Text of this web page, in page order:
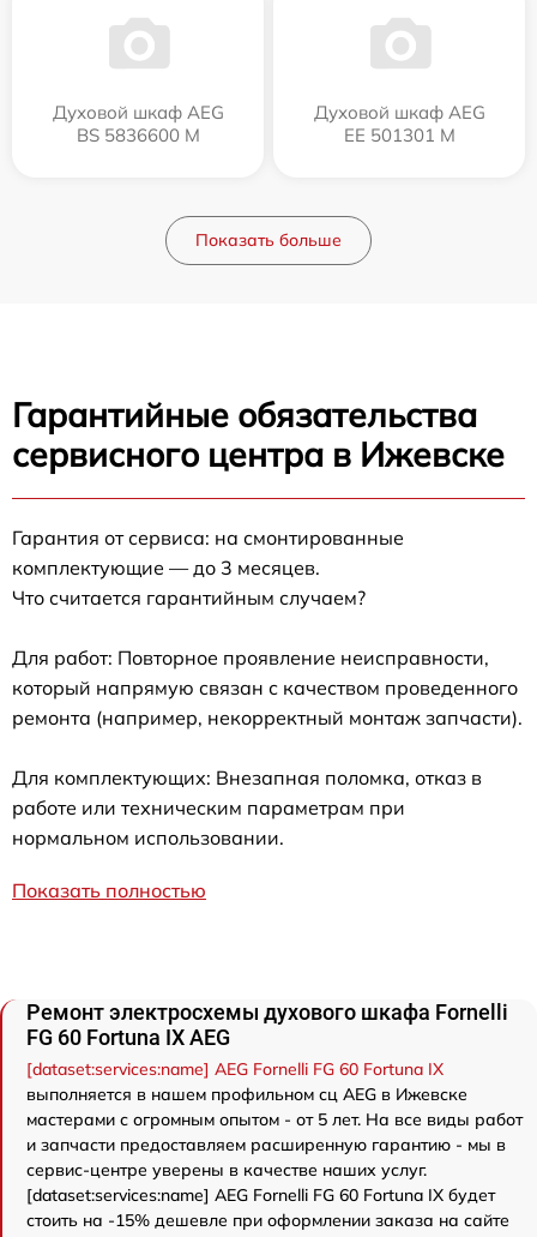
Духовой шкаф AEG
BS 5836600 M
Духовой шкаф AEG
EE 501301 M
Показать больше
Гарантийные обязательства
сервисного центра в Ижевске
Гарантия от сервиса: на смонтированные
комплектующие — до 3 месяцев.
Что считается гарантийным случаем?
Для работ: Повторное проявление неисправности,
который напрямую связан с качеством проведенного
ремонта (например, некорректный монтаж запчасти).
Для комплектующих: Внезапная поломка, отказ в
работе или техническим параметрам при
нормальном использовании.
Показать полностью
Ремонт электросхемы духового шкафа Fornelli
FG 60 Fortuna IX AEG
[dataset:services:name] AEG Fornelli FG 60 Fortuna IX
выполняется в нашем профильном сц AEG в Ижевске
мастерами с огромным опытом - от 5 лет. На все виды работ
и запчасти предоставляем расширенную гарантию - мы в
сервис-центре уверены в качестве наших услуг.
[dataset:services:name] AEG Fornelli FG 60 Fortuna IX будет
стоить на -15% дешевле при оформлении заказа на сайте